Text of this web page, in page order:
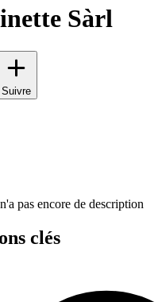
Sàrl
Suivre
pas encore de description
clés